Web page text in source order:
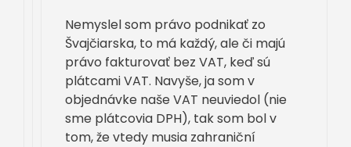
Nemyslel som právo podnikať zo
Švajčiarska, to má každý, ale či majú
právo fakturovať bez VAT, keď sú
plátcami VAT. Navyše, ja som v
objednávke naše VAT neuviedol (nie
sme plátcovia DPH), tak som bol v
tom, že vtedy musia zahraniční